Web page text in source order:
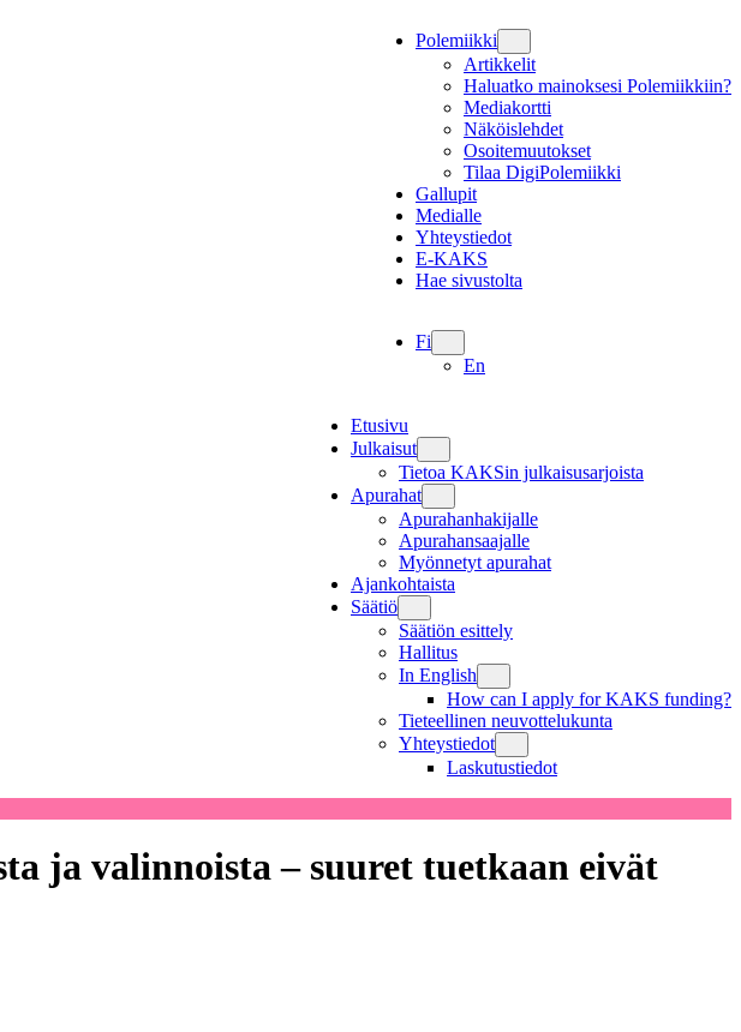
Polemiikki
Artikkelit
Haluatko mainoksesi Polemiikkiin?
Mediakortti
Näköislehdet
Osoitemuutokset
Tilaa DigiPolemiikki
Gallupit
Medialle
Yhteystiedot
E-KAKS
Hae sivustolta
Fi
En
Etusivu
Julkaisut
Tietoa KAKSin julkaisusarjoista
Apurahat
Apurahanhakijalle
Apurahansaajalle
Myönnetyt apurahat
Ajankohtaista
Säätiö
Säätiön esittely
Hallitus
In English
How can I apply for KAKS funding?
Tieteellinen neuvottelukunta
Yhteystiedot
Laskutustiedot
ja valinnoista – suuret tuetkaan eivät